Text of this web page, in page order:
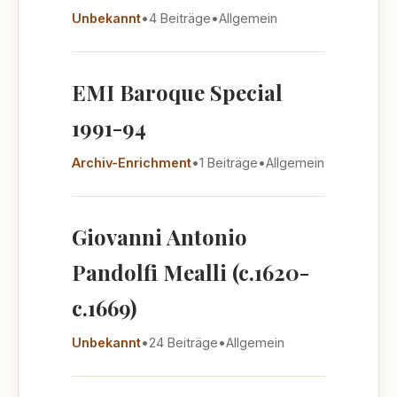
Unbekannt•4 Beiträge•Allgemein
EMI Baroque Special
1991-94
Archiv-Enrichment•1 Beiträge•Allgemein
Giovanni Antonio
Pandolfi Mealli (c.1620-
c.1669)
Unbekannt•24 Beiträge•Allgemein